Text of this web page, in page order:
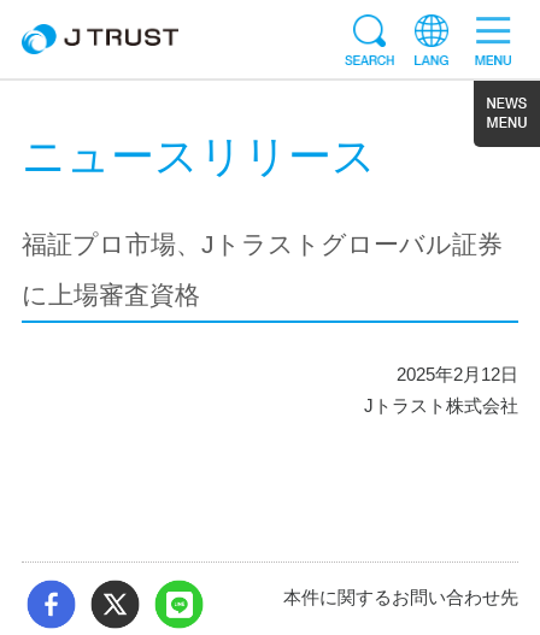
ニュースリリース
福証プロ市場、Jトラストグローバル証券
に上場審査資格
2025年2月12日
Jトラスト株式会社
本件に関するお問い合わせ先